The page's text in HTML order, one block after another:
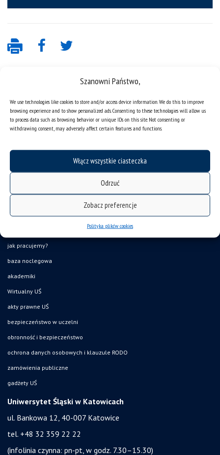
Szanowni Państwo,
We use technologies like cookies to store and/or access device information. We do this to improve
browsing experience and to show personalized ads. Consenting to these technologies will allow us
to process data such as browsing behavior or unique IDs on this site. Not consenting or
withdrawing consent, may adversely affect certain features and functions.
Włącz wszystkie ciasteczka
Odrzuć
Zobacz preferencje
Polityka plików cookies
mapa strony
organizacja roku akademickiego
UŚ od A do Z
ogłoszenia
jak pracujemy?
baza noclegowa
akademiki
Wirtualny UŚ
akty prawne UŚ
bezpieczeństwo w uczelni
obronność i bezpieczeństwo
ochrona danych osobowych i klauzule RODO
zamówienia publiczne
gadżety UŚ
Uniwersytet Śląski w Katowicach
ul. Bankowa 12, 40-007 Katowice
tel. +48 32 359 22 22
(infolinia czynna: pn-pt, w godz. 7.30–15.30)